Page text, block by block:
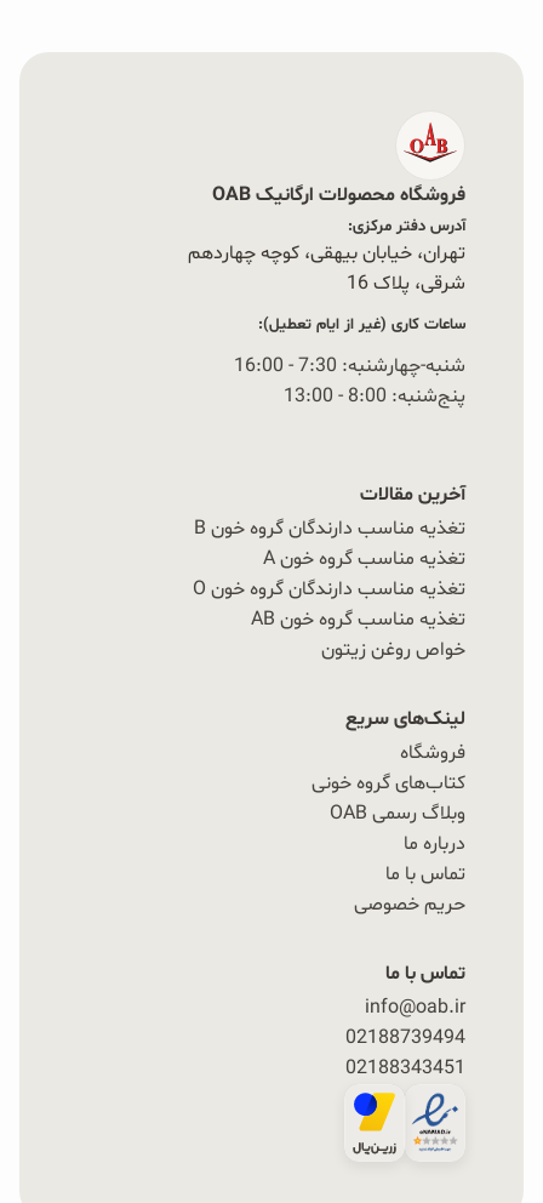
فروشگاه محصولات ارگانیک OAB
آدرس دفتر مرکزی:
تهران، خیابان بیهقی، کوچه چهاردهم
شرقی، پلاک 16‭
ساعات کاری (غیر از ایام تعطیل):
شنبه-چهارشنبه: 7:30 - 16:00
پنج‌شنبه: 8:00 - 13:00
آخرین مقالات
تغذیه مناسب دارندگان گروه خون B
تغذیه مناسب گروه خون A
تغذیه مناسب دارندگان گروه خون O
تغذیه مناسب گروه خون AB
خواص روغن زیتون
لینک‌های سریع
فروشگاه
کتاب‌های گروه خونی
وبلاگ رسمی OAB
درباره ما
تماس با ما
حریم خصوصی
تماس با ما
info@oab.ir
02188739494
02188343451